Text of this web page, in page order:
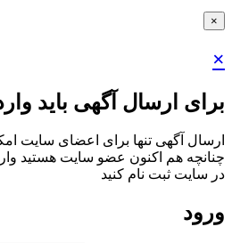
×
×
برای ارسال آگهی باید
ارسال آگهی تنها برای اعضای سایت
چنانچه هم‌ اکنون عضو سایت هستید
در سایت ثبت نام کنید
ورود